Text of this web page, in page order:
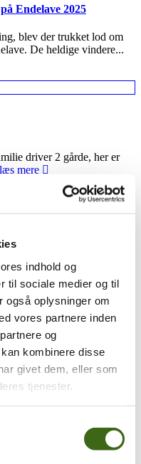
indhold og
til sociale medier og til
også oplysninger om
vores partnere inden
og
kombinere disse
givet dem, eller som
tjenester.
Endelave 2025
blev der trukket lod om
De heldige vindere...
driver 2 gårde, her er
læs mere
Kenneth Dyrløv Bendtsen
😉😉. Der er det med...
Og jeg må blankt erkende,